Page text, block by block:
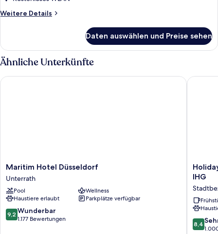
anzeigen
Weitere Details
Weitere
Daten auswählen und Preise sehen
Ähnliche Unterkünfte
Maritim
Hotel
Düsseldorf
Unterrath
Maritim Hotel Düsseldorf
Unterrath
Pool
Wellness
Haustiere erlaubt
Parkplätze verfügbar
9.2
von
9,2 Wunderbar
1.177 Bewertungen
Maritim Hotel Düsseldorf
Holiday
Inn
City
North
by
IHG
IHG
8.4
von
8,4
Holiday